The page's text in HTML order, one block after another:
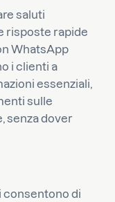
saluti
risposte rapide
WhatsApp
i clienti a
essenziali,
sulle
senza dover
consentono di